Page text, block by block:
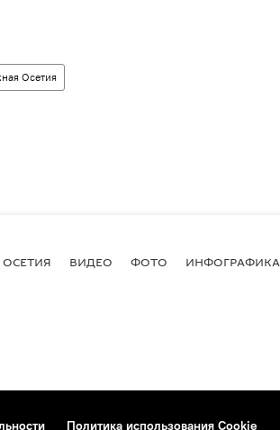
Осетия
ОСЕТИЯ ВИДЕО ФОТО ИНФОГРАФИКА
Политика использования Cookie